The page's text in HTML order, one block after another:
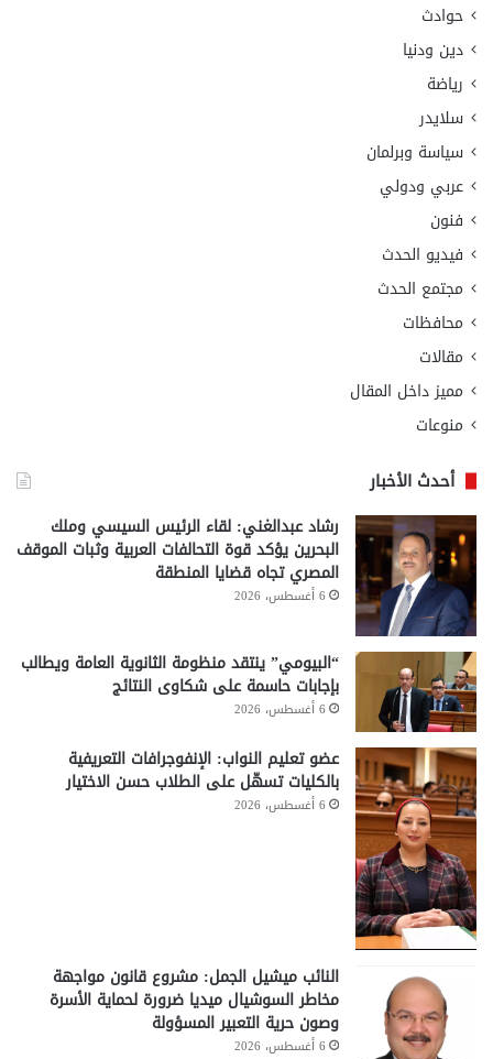
حوادث
دين ودنيا
رياضة
سلايدر
سياسة وبرلمان
عربي ودولي
فنون
فيديو الحدث
مجتمع الحدث
محافظات
مقالات
مميز داخل المقال
منوعات
أحدث الأخبار
رشاد عبدالغني: لقاء الرئيس السيسي وملك
البحرين يؤكد قوة التحالفات العربية وثبات الموقف
المصري تجاه قضايا المنطقة
6 أغسطس، 2026
“البيومي” ينتقد منظومة الثانوية العامة ويطالب
بإجابات حاسمة على شكاوى النتائج
6 أغسطس، 2026
عضو تعليم النواب: الإنفوجرافات التعريفية
بالكليات تسهّل على الطلاب حسن الاختيار
6 أغسطس، 2026
النائب ميشيل الجمل: مشروع قانون مواجهة
مخاطر السوشيال ميديا ضرورة لحماية الأسرة
وصون حرية التعبير المسؤولة
6 أغسطس، 2026